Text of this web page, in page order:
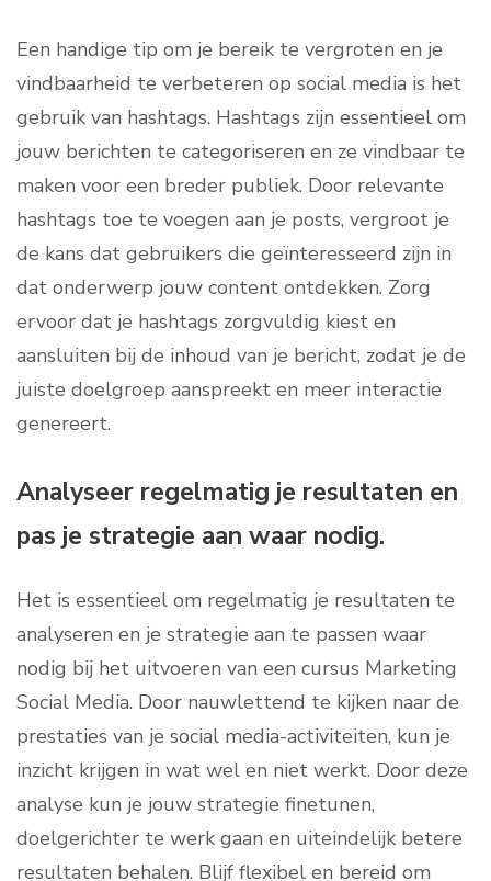
Een handige tip om je bereik te vergroten en je
vindbaarheid te verbeteren op social media is het
gebruik van hashtags. Hashtags zijn essentieel om
jouw berichten te categoriseren en ze vindbaar te
maken voor een breder publiek. Door relevante
hashtags toe te voegen aan je posts, vergroot je
de kans dat gebruikers die geïnteresseerd zijn in
dat onderwerp jouw content ontdekken. Zorg
ervoor dat je hashtags zorgvuldig kiest en
aansluiten bij de inhoud van je bericht, zodat je de
juiste doelgroep aanspreekt en meer interactie
genereert.
Analyseer regelmatig je resultaten en
pas je strategie aan waar nodig.
Het is essentieel om regelmatig je resultaten te
analyseren en je strategie aan te passen waar
nodig bij het uitvoeren van een cursus Marketing
Social Media. Door nauwlettend te kijken naar de
prestaties van je social media-activiteiten, kun je
inzicht krijgen in wat wel en niet werkt. Door deze
analyse kun je jouw strategie finetunen,
doelgerichter te werk gaan en uiteindelijk betere
resultaten behalen. Blijf flexibel en bereid om